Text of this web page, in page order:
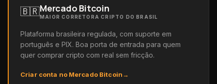
🇧🇷Mercado Bitcoin
MAIOR CORRETORA CRIPTO DO BRASIL
Plataforma brasileira regulada, com suporte em
português e PIX. Boa porta de entrada para quem
quer comprar cripto com real sem fricção.
Criar conta no Mercado Bitcoin→